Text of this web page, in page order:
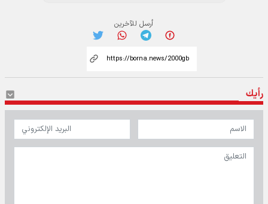
أرسل للآخرين
رأيك